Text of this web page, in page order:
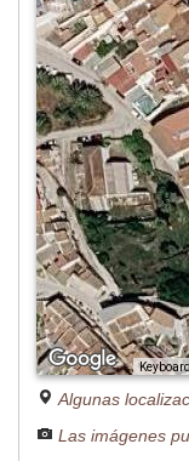
Algunas
Las imágenes